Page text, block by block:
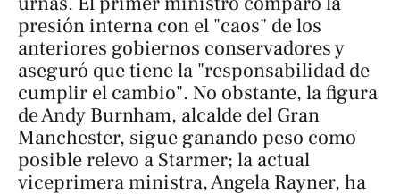
presión interna con el "caos" de los
anteriores gobiernos conservadores y
aseguró que tiene la "responsabilidad de
cumplir el cambio". No obstante, la figura
de Andy Burnham, alcalde del Gran
Manchester, sigue ganando peso como
posible relevo a Starmer; la actual
viceprimera ministra, Angela Rayner, ha